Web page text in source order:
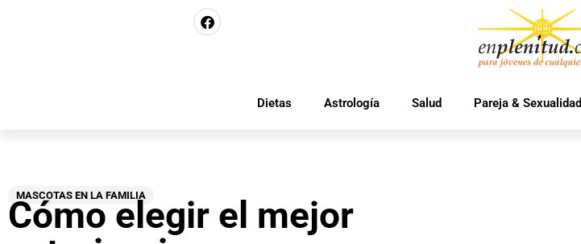
Dietas Astrología Salud Pareja & Sexualidad
MASCOTAS EN LA FAMILIA
Cómo elegir el mejor